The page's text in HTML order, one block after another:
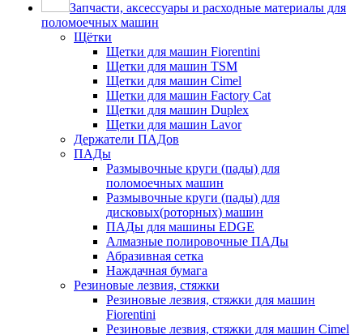
Запчасти, аксессуары и расходные материалы для
поломоечных машин
Щётки
Щетки для машин Fiorentini
Щетки для машин TSM
Щетки для машин Cimel
Щетки для машин Factory Cat
Щетки для машин Duplex
Щетки для машин Lavor
Держатели ПАДов
ПАДы
Размывочные круги (пады) для
поломоечных машин
Размывочные круги (пады) для
дисковых(роторных) машин
ПАДы для машины EDGE
Алмазные полировочные ПАДы
Абразивная сетка
Наждачная бумага
Резиновые лезвия, стяжки
Резиновые лезвия, стяжки для машин
Fiorentini
Резиновые лезвия, стяжки для машин Cimel